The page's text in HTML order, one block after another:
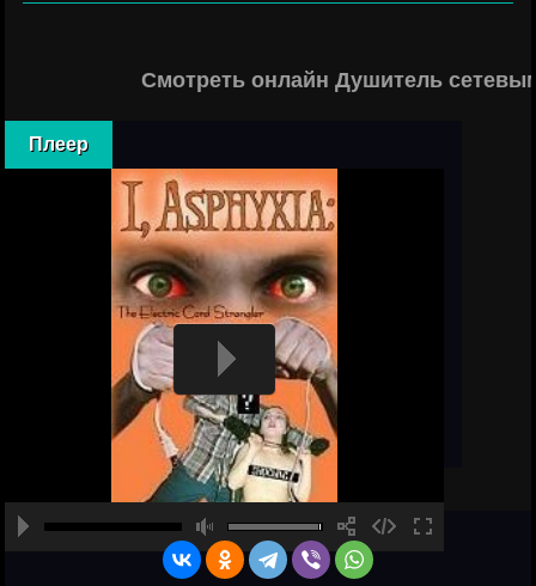
Смотреть онлайн Душитель
Плеер